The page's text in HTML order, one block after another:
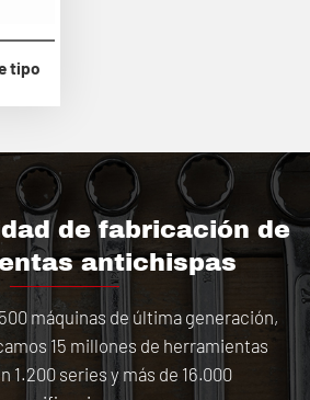
tipo
de fabricación de
antichispas
máquinas de última generación,
15 millones de herramientas
1.200 series y más de 16.000